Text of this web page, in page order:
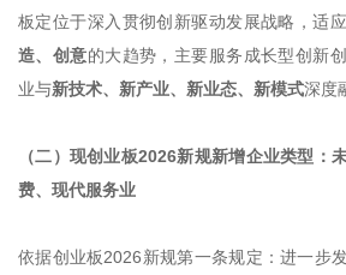
板定位于深入贯彻创新驱动发展战略，适
造、创意的大趋势，主要服务成长型创新
业与新技术、新产业、新业态、新模式深度
（二）现创业板2026新规新增企业类型：
费、现代服务业
依据创业板2026新规第一条规定：进一步